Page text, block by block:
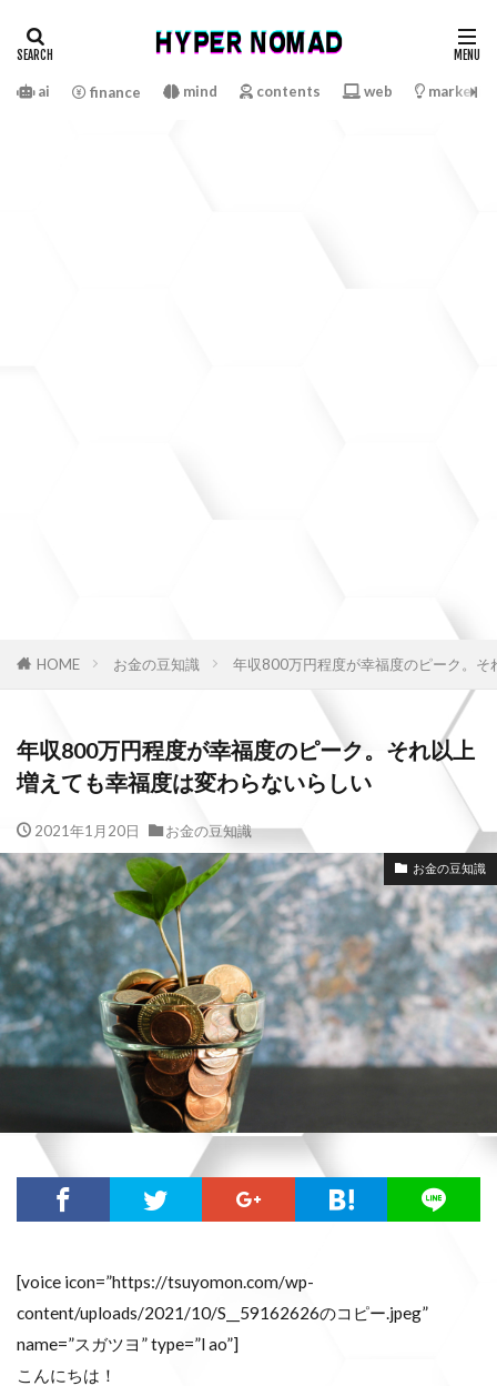
ai finance mind contents web
HOME お金の豆知識 年収800万円程度が幸福度のピーク。
年収800万円程度が幸福度のピーク。それ以上
増えても幸福度は変わらないらしい
2021年1月20日 お金の豆知識
お金の豆知識
[voice icon=”https://tsuyomon.com/wp-
content/uploads/2021/10/S__59162626のコピー.jpeg”
name=”スガツヨ” type=”l ao”]
こんにちは！